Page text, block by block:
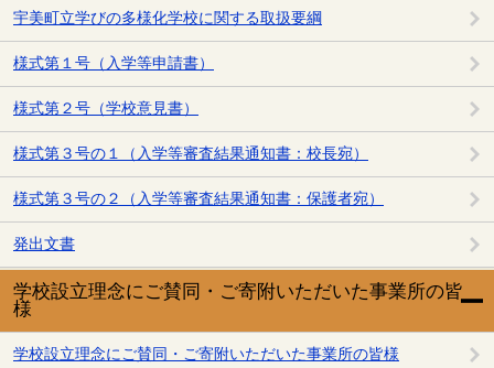
宇美町立学びの多様化学校に関する取扱要綱
様式第１号（入学等申請書）
様式第２号（学校意見書）
様式第３号の１（入学等審査結果通知書：校長宛）
様式第３号の２（入学等審査結果通知書：保護者宛）
発出文書
学校設立理念にご賛同・ご寄附いただいた事業所の皆
様
学校設立理念にご賛同・ご寄附いただいた事業所の皆様